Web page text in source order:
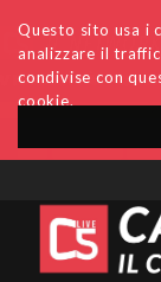
Questo sito usa i
analizzare il
condivise con
cookie.
Accedi